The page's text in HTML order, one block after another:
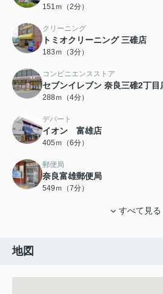
151ｍ（2分）
クリーニング
トミオクリーニング 三碓店
183ｍ（3分）
コンビニエンスストア
セブンイレブン 奈良三碓2丁目
288ｍ（4分）
デパート
イオン 富雄店
405ｍ（6分）
郵便局
奈良富雄郵便局
549ｍ（7分）
すべて見る
地図